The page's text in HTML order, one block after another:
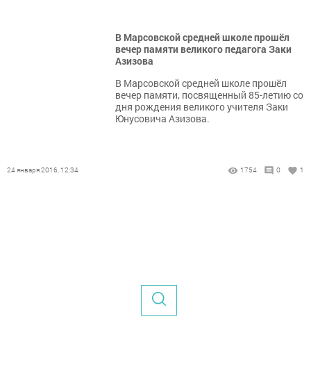
В Марсовской средней школе прошёл
вечер памяти великого педагога Заки
Азизова
В Марсовской средней школе прошёл
вечер памяти, посвященный 85-летию со
дня рождения великого учителя Заки
Юнусовича Азизова.
24 января 2016, 12:34 1754 0 1